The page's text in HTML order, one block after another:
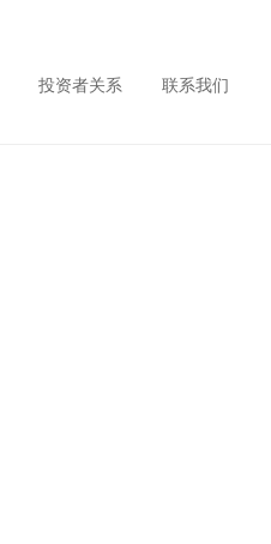
投资者关系 联系我们